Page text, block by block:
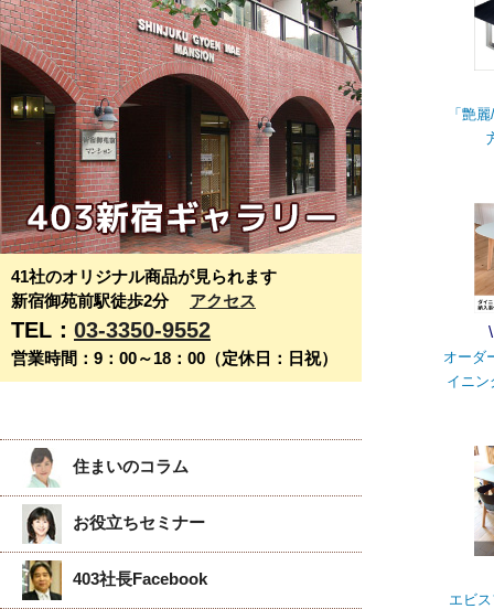
41社のオリジナル商品が見られます
新宿御苑前駅徒歩2分 アクセス
TEL： 03-3350-9552
営業時間：9：00～18：00（定休日：日祝）
住まいのコラム
お役立ちセミナー
403社長Facebook
「艶
オーダ
イニン
エビ